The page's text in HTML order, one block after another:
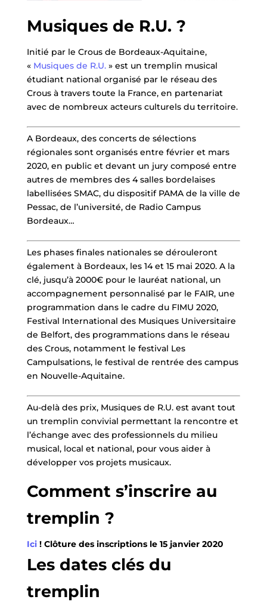
Musiques de R.U. ?
Initié par le Crous de Bordeaux-Aquitaine,
« Musiques de R.U. » est un tremplin musical
étudiant national organisé par le réseau des
Crous à travers toute la France, en partenariat
avec de nombreux acteurs culturels du territoire.
A Bordeaux, des concerts de sélections
régionales sont organisés entre février et mars
2020, en public et devant un jury composé entre
autres de membres des 4 salles bordelaises
labellisées SMAC, du dispositif PAMA de la ville de
Pessac, de l’université, de Radio Campus
Bordeaux…
Les phases finales nationales se dérouleront
également à Bordeaux, les 14 et 15 mai 2020. A la
clé, jusqu’à 2000€ pour le lauréat national, un
accompagnement personnalisé par le FAIR, une
programmation dans le cadre du FIMU 2020,
Festival International des Musiques Universitaire
de Belfort, des programmations dans le réseau
des Crous, notamment le festival Les
Campulsations, le festival de rentrée des campus
en Nouvelle-Aquitaine.
Au-delà des prix, Musiques de R.U. est avant tout
un tremplin convivial permettant la rencontre et
l’échange avec des professionnels du milieu
musical, local et national, pour vous aider à
développer vos projets musicaux.
Comment s’inscrire au
tremplin ?
Ici! Clôture des inscriptions le 15 janvier 2020
Les dates clés du
tremplin